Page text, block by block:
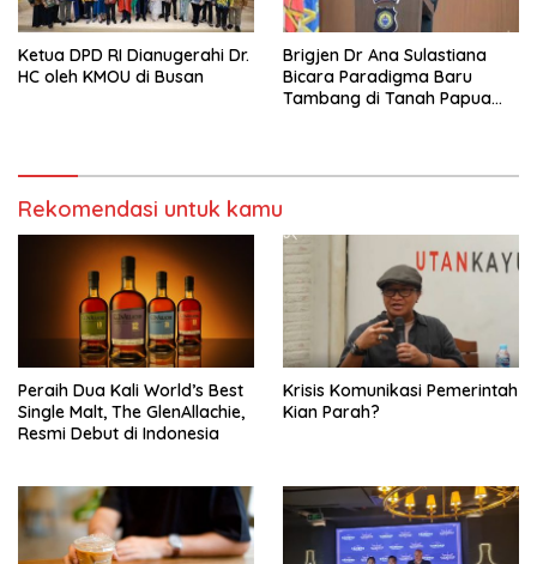
Ketua DPD RI Dianugerahi Dr.
HC oleh KMOU di Busan
Brigjen Dr Ana Sulastiana
Bicara Paradigma Baru
Tambang di Tanah Papua
Rekomendasi untuk kamu
Peraih Dua Kali World’s Best
Single Malt, The GlenAllachie,
Resmi Debut di Indonesia
Krisis Komunikasi Pemerintah
Kian Parah?